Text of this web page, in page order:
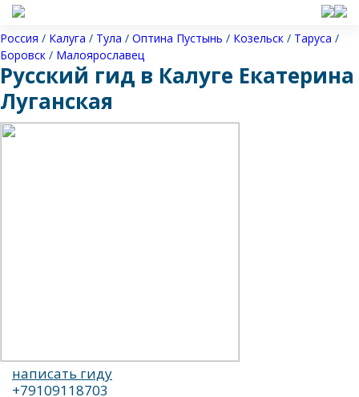
Россия / Калуга / Тула / Оптина Пустынь / Козельск / Таруса /
Боровск / Малоярославец
Русский гид в Калуге Екатерина
Луганская
написать гиду
+79109118703